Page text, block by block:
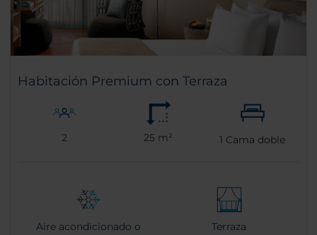
Habitación Premium con Terraza
2 25 m² 1 Cama doble
Aire acondicionado o
Terraza